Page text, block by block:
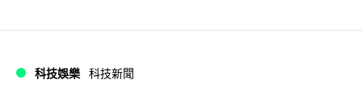
科技娛樂 科技新聞